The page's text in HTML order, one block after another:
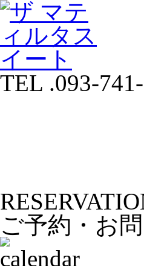
TEL .093-
ご予約・お